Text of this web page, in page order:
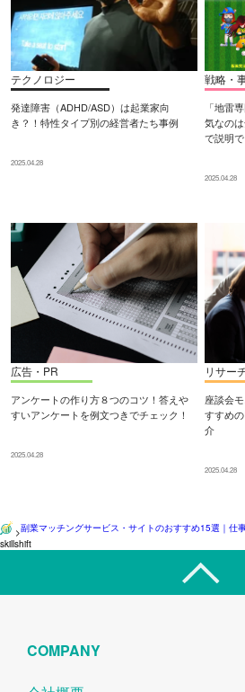
テクノロジー
発達障害（ADHD/ASD）は起業家向
き？！特性タイプ別の経営者たち事例
2025.04.28
戦略・
「地雷
気なの
で説明で
2025.04.28
広告・PR
アンケートの作り方８つのコツ！答えや
すいアンケートを例文つきでチェック！
2025.04.28
リサー
座談会
すすめ
介
2025.04.28
>副業マッチングサービス・サイトのおすすめ15選｜仕
skillshift
COMPANY